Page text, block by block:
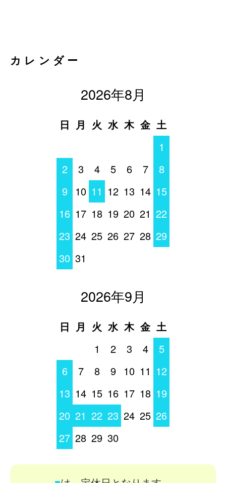
カレンダー
2026年8月
日 月 火 水 木 金 土
1
2
3 4 5 6 7
8
9
10 11 12 13 14 15
16 17 18 19 20 21 22
23 24 25 26 27 28 29
30 31
2026年9月
日 月 火 水 木 金 土
1
2 3 4
5
6
7 8 9 10 11 12
13 14 15 16 17 18 19
20 21 22 23 24 25 26
27 28 29 30